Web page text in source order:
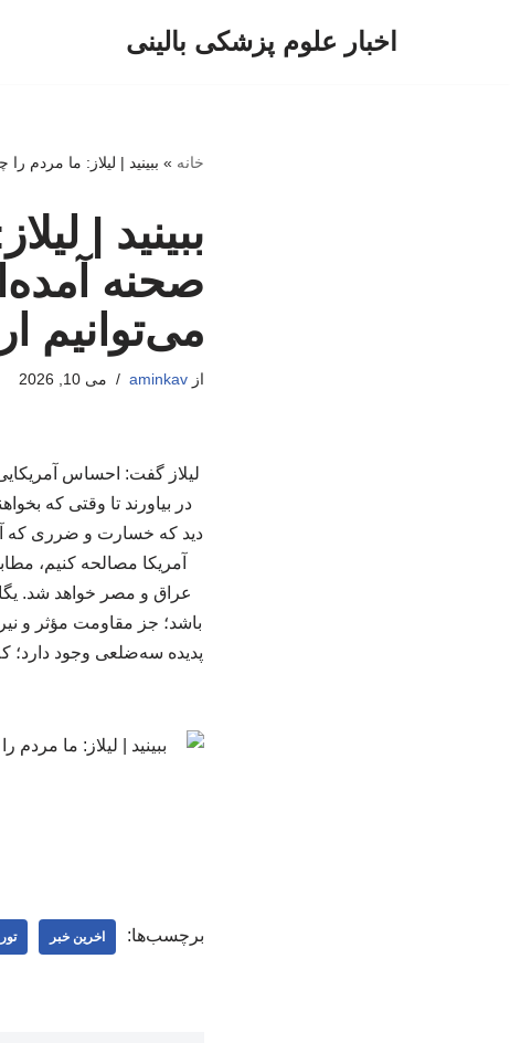
اخبار علوم پزشکی بالینی
خانه » ببینید | لیلاز: ما مردم
ببینید |
صحنه
می‌توانیم
ازaminkav می 10, 2026
لیلاز گفت: احساس
در بیاورند تا وقتی که
دید که خسارت و ضرری که
آمریکا مصالحه کنیم،
عراق و مصر خواهد شد.
باشد؛ جز مقاومت مؤثر و
پدیده‌ سه‌ضلعی وجود دارد؛
برچسب‌ها: اخرین خبر